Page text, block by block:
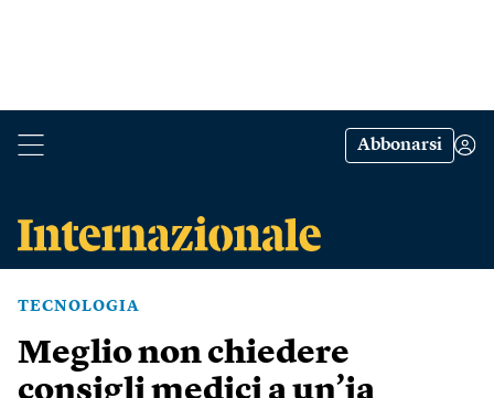
Abbonarsi
TECNOLOGIA
Meglio non chiedere
consigli medici a un’ia